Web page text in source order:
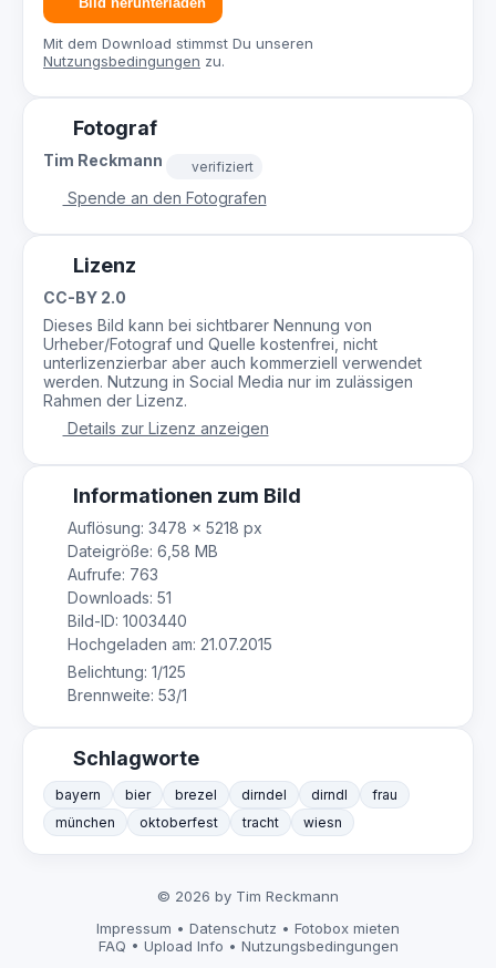
Mit dem Download stimmst Du unseren
Nutzungsbedingungen zu.
Fotograf
Tim Reckmann verifiziert
Spende an den Fotografen
Lizenz
CC-BY 2.0
Dieses Bild kann bei sichtbarer Nennung von
Urheber/Fotograf und Quelle kostenfrei, nicht
unterlizenzierbar aber auch kommerziell verwendet
werden. Nutzung in Social Media nur im zulässigen
Rahmen der Lizenz.
Details zur Lizenz anzeigen
Informationen zum Bild
Auflösung: 3478 × 5218 px
Dateigröße: 6,58 MB
Aufrufe: 763
Downloads: 51
Bild-ID: 1003440
Hochgeladen am: 21.07.2015
Belichtung: 1/125
Brennweite: 53/1
Schlagworte
bayern bier brezel dirndel dirndl
frau
münchen
oktoberfest tracht wiesn
© 2026 by Tim Reckmann
Impressum • Datenschutz • Fotobox mieten
FAQ • Upload Info • Nutzungsbedingungen